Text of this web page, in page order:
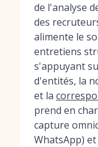
de l'analyse
des
alimente le
entretiens
s'appuyant
d'entités, la
et la
prend en
capture
WhatsApp)